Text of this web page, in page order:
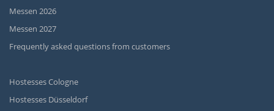
Messen 2026
Messen 2027
Frequently asked questions from customers
Hostesses Cologne
Hostesses Düsseldorf